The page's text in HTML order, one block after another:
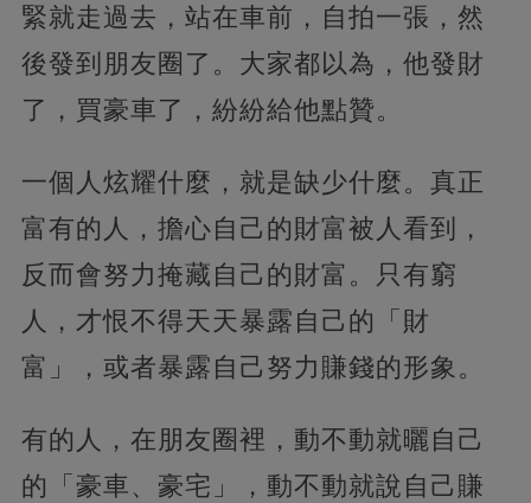
緊就走過去，站在車前，自拍一張，然
後發到朋友圈了。大家都以為，他發財
了，買豪車了，紛紛給他點贊。
一個人炫耀什麼，就是缺少什麼。真正
富有的人，擔心自己的財富被人看到，
反而會努力掩藏自己的財富。只有窮
人，才恨不得天天暴露自己的「財
富」，或者暴露自己努力賺錢的形象。
有的人，在朋友圈裡，動不動就曬自己
的「豪車、豪宅」，動不動就說自己賺